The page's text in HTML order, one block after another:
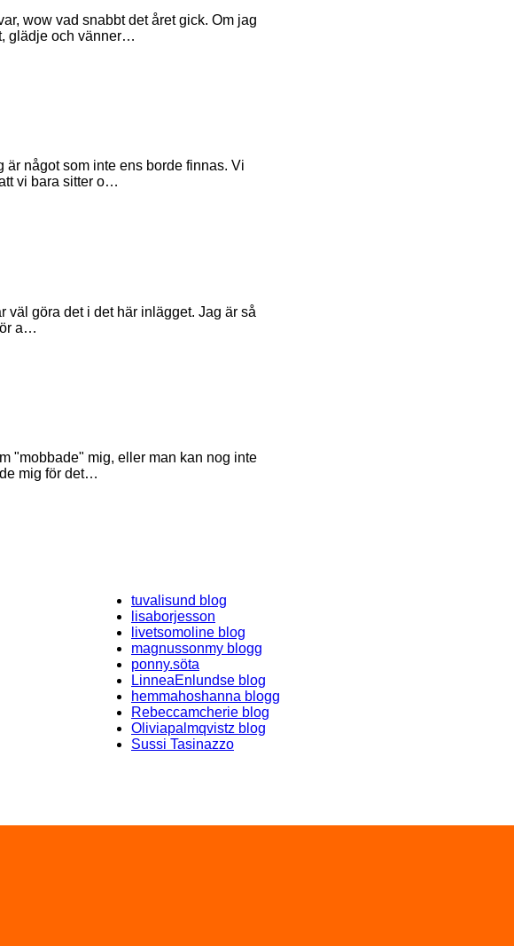
wow vad snabbt det året gick. Om jag
glädje och vänner…
är något som inte ens borde finnas. Vi
vi bara sitter o…
väl göra det i det här inlägget. Jag är så
a…
"mobbade" mig, eller man kan nog inte
mig för det…
tuvalisund blog
lisaborjesson
livetsomoline blog
magnussonmy blogg
ponny.söta
LinneaEnlundse blog
hemmahoshanna blogg
Rebeccamcherie blog
Oliviapalmqvistz blog
Sussi Tasinazzo